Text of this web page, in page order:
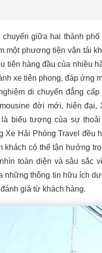
chuyển giữa hai thành
một phương tiện vận tải
tiên hàng đầu của nhiều
xe tiên phong, đáp ứng
di chuyển đẳng
đời mới, hiện đại,
biểu tượng của sự
Xe Hải Phòng Travel đều
khách có thể tận hưởng
toàn diện và sâu sắc
những thông tin hữu ích
giá từ khách hàng.